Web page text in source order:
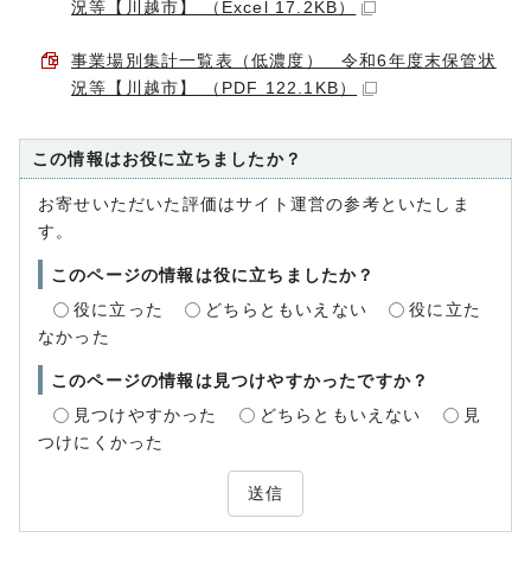
況等【川越市】 （Excel 17.2KB）
事業場別集計一覧表（低濃度） 令和6年度末保管状
況等【川越市】 （PDF 122.1KB）
この情報はお役に立ちましたか？
お寄せいただいた評価はサイト運営の参考といたしま
す。
このページの情報は役に立ちましたか？
役に立った
どちらともいえない
役に立た
なかった
このページの情報は見つけやすかったですか？
見つけやすかった
どちらともいえない
見
つけにくかった
送信